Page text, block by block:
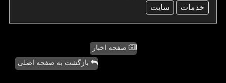
خدمات
سایت
صفحه اخبار
بازگشت به صفحه اصلی